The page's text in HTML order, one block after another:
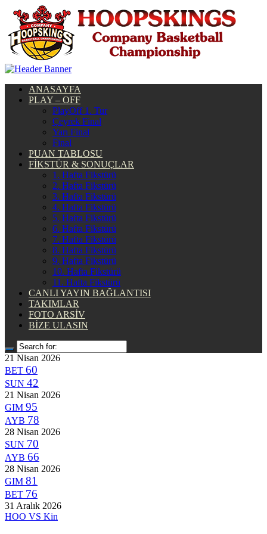
ANASAYFA
PLAY – OFF
PlayOff 1. Tur
Çeyrek Final
Yarı Final
Final
PUAN TABLOSU
FİKSTÜR & SONUÇLAR
1. Hafta Fikstürü
2. Hafta Fikstürü
3. Hafta Fikstürü
4. Hafta Fikstürü
5. Hafta Fikstürü
6. Hafta Fikstürü
7. Hafta Fikstürü
8. Hafta Fikstürü
9. Hafta Fikstürü
10. Hafta Fikstürü
11. Hafta Fikstürü
CANLI YAYIN BAĞLANTISI
TAKIMLAR
FOTO ARSİV
BİZE ULASIN
21 Nisan 2026
BET 60
SUN 42
21 Nisan 2026
GIM 95
AYB 78
28 Nisan 2026
SUN 70
AYB 66
28 Nisan 2026
GIM 81
BET 76
31 Aralık 2026
HOO VS Kin